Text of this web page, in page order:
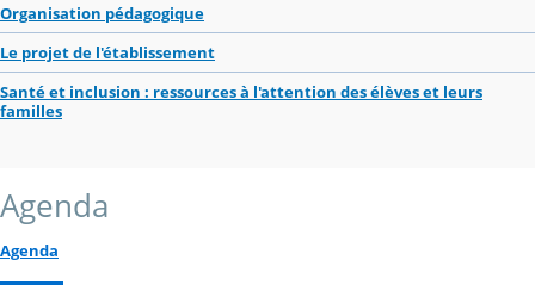
Organisation pédagogique
Le projet de l'établissement
Santé et inclusion : ressources à l'attention des élèves et leurs
familles
Agenda
Agenda